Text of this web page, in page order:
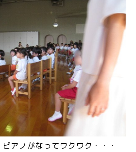
ピアノがなってワクワク・・・